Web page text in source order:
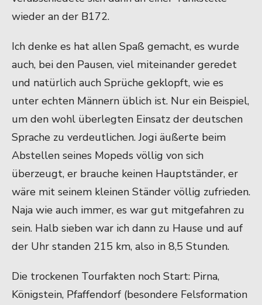
wieder an der B172.
Ich denke es hat allen Spaß gemacht, es wurde
auch, bei den Pausen, viel miteinander geredet
und natürlich auch Sprüche geklopft, wie es
unter echten Männern üblich ist. Nur ein Beispiel,
um den wohl überlegten Einsatz der deutschen
Sprache zu verdeutlichen. Jogi äußerte beim
Abstellen seines Mopeds völlig von sich
überzeugt, er brauche keinen Hauptständer, er
wäre mit seinem kleinen Ständer völlig zufrieden.
Naja wie auch immer, es war gut mitgefahren zu
sein. Halb sieben war ich dann zu Hause und auf
der Uhr standen 215 km, also in 8,5 Stunden.
Die trockenen Tourfakten noch Start: Pirna,
Königstein, Pfaffendorf (besondere Felsformation